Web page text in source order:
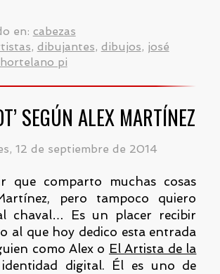
en: cabezas
, dibujantes, dibujos, josé
pi
SEGÚN ALEX MARTÍNEZ
12 de septiembre de 2014
que comparto muchas cosas
pero tampoco quiero
chaval… Es un placer recibir
al que hoy dedico esta entrada
como Alex o El Artista de la
digital. Él es uno de